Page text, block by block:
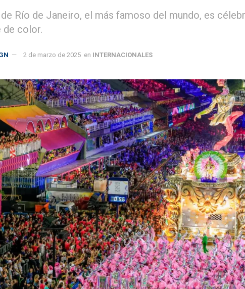
de Río de Janeiro, el más famoso del mundo, es
de color.
2 de marzo de 2025 en INTERNACIONALES